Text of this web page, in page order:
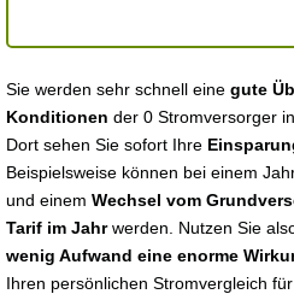
Sie werden sehr schnell eine gute
Konditionen der 0 Stromversorger
Dort sehen Sie sofort Ihre
Beispielsweise können bei einem
und einem Wechsel vom
Tarif im Jahrwerden. Nutzen Sie
wenig Aufwand eine enorme
Ihren persönlichen Stromvergleich